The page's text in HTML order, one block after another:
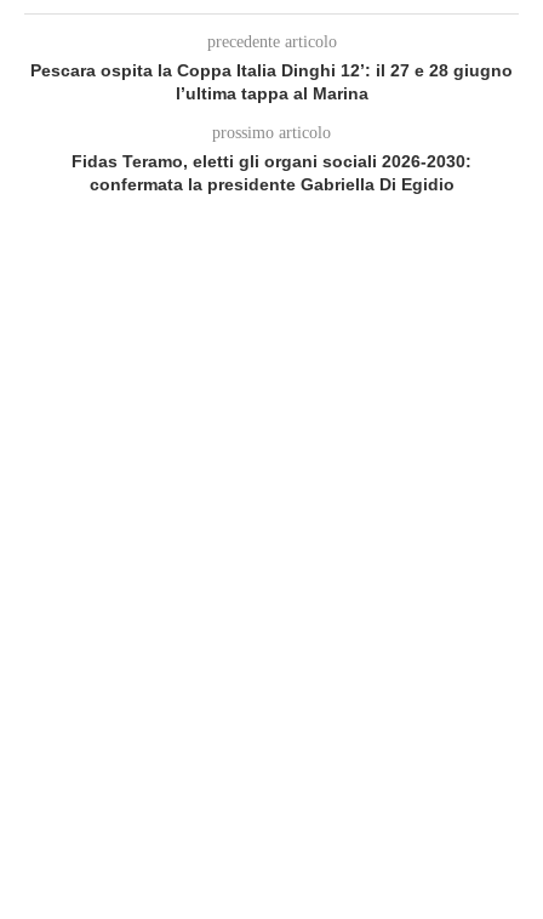
precedente articolo
Pescara ospita la Coppa Italia Dinghi 12’: il 27 e 28 giugno
l’ultima tappa al Marina
prossimo articolo
Fidas Teramo, eletti gli organi sociali 2026-2030:
confermata la presidente Gabriella Di Egidio